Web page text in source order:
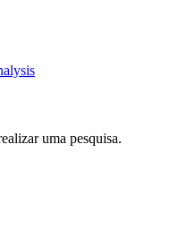
uma pesquisa.